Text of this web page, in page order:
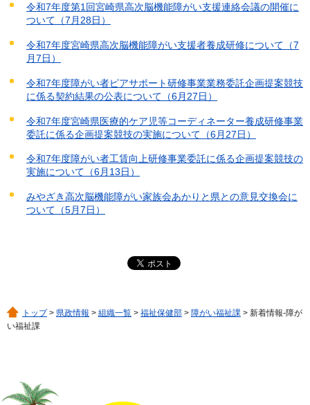
令和7年度第1回宮崎県高次脳機能障がい支援連絡会議の開催に
ついて（7月28日）
令和7年度宮崎県高次脳機能障がい支援者養成研修について（7
月7日）
令和7年度障がい者ピアサポート研修事業業務委託企画提案競技
に係る契約結果の公表について（6月27日）
令和7年度宮崎県医療的ケア児等コーディネーター養成研修事業
委託に係る企画提案競技の実施について（6月27日）
令和7年度障がい者工賃向上研修事業委託に係る企画提案競技の
実施について（6月13日）
みやざき高次脳機能障がい家族会あかりと県との意見交換会に
ついて（5月7日）
トップ> 県政情報 > 組織一覧 > 福祉保健部 > 障がい福祉課 > 新着情報-障が
い福祉課